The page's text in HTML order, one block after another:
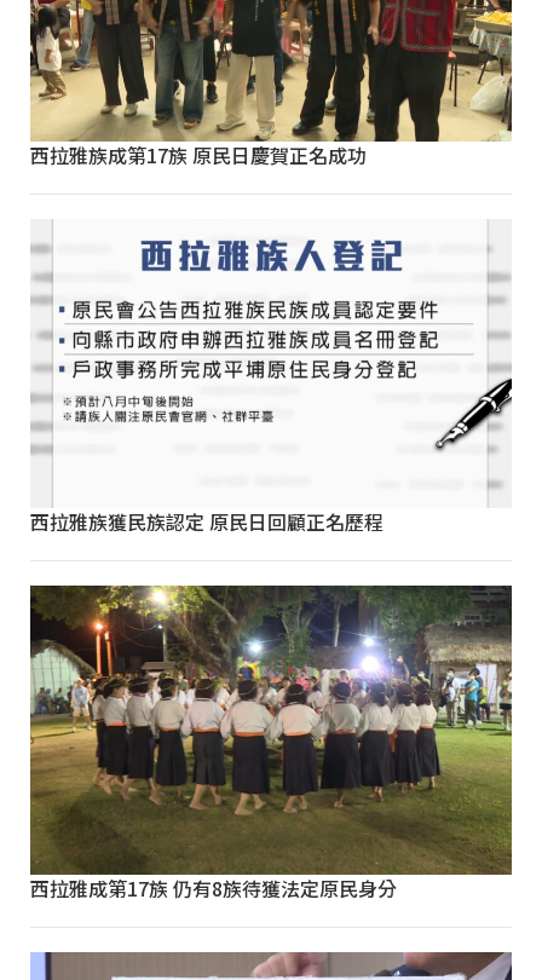
西拉雅族成第17族 原民日慶賀正名成功
西拉雅族獲民族認定 原民日回顧正名歷程
西拉雅成第17族 仍有8族待獲法定原民身分